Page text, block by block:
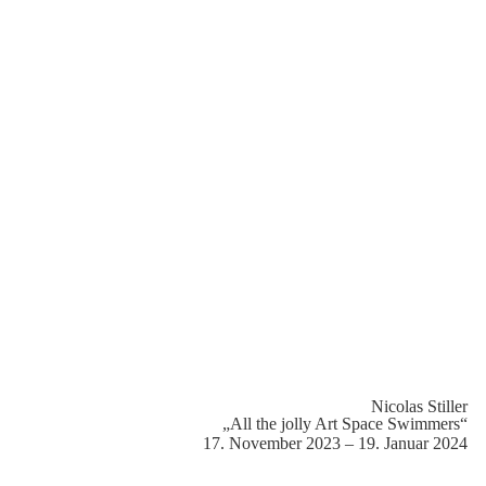
Nicolas Stiller
„All the jolly Art Space Swimmers“
17. November 2023 – 19. Januar 2024